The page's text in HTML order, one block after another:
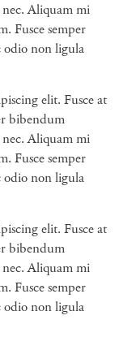
Aliquam mi
Fusce semper
odio non ligula
elit. Fusce at
bibendum
Aliquam mi
Fusce semper
odio non ligula
elit. Fusce at
bibendum
Aliquam mi
Fusce semper
odio non ligula